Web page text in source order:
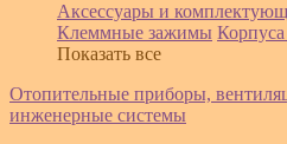
Аксессуары и
Клеммные зажимы
Показать все
Отопительные приборы,
инженерные системы